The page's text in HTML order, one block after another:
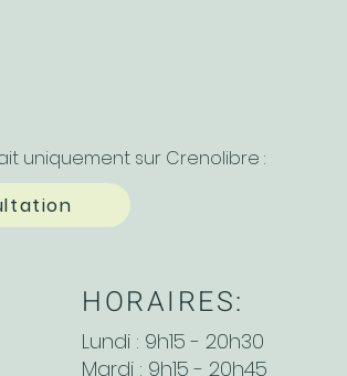
uniquement sur Crenolibre :
HORAIRES:
Lundi : 9h15 - 20h30
Mardi : 9h15 - 20h45